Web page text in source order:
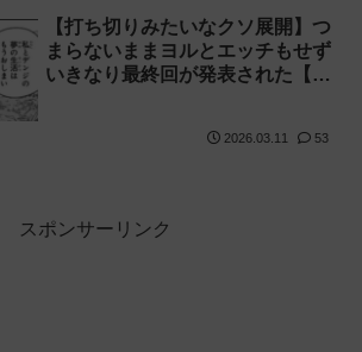
【打ち切りみたいなクソ展開】つ
まらないままヨルとエッチもせず
いきなり最終回が発表された【チ
2026.03.11 53
スポンサーリンク